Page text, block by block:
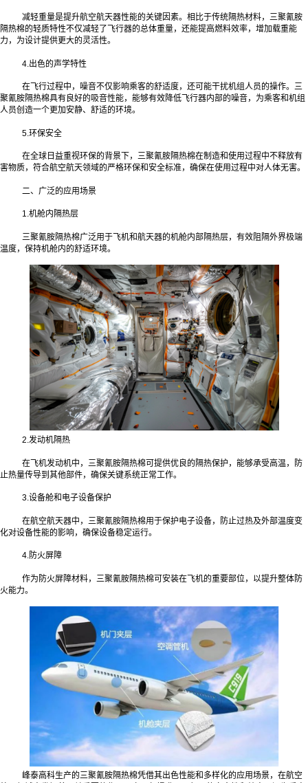
减轻重量是提升航空航天器性能的关键因素。相比于传统隔热材料，三聚氰胺
隔热棉的轻质特性不仅减轻了飞行器的总体重量，还能提高燃料效率，增加载重能
力，为设计提供更大的灵活性。
4.出色的声学特性
在飞行过程中，噪音不仅影响乘客的舒适度，还可能干扰机组人员的操作。三
聚氰胺隔热棉具有良好的吸音性能，能够有效降低飞行器内部的噪音，为乘客和机组
人员创造一个更加安静、舒适的环境。
5.环保安全
在全球日益重视环保的背景下，三聚氰胺隔热棉在制造和使用过程中不释放有
害物质，符合航空航天领域的严格环保和安全标准，确保在使用过程中对人体无害。
二、广泛的应用场景
1.机舱内隔热层
三聚氰胺隔热棉广泛用于飞机和航天器的机舱内部隔热层，有效阻隔外界极端
温度，保持机舱内的舒适环境。
2.发动机隔热
在飞机发动机中，三聚氰胺隔热棉可提供优良的隔热保护，能够承受高温，防
止热量传导到其他部件，确保关键系统正常工作。
3.设备舱和电子设备保护
在航空航天器中，三聚氰胺隔热棉用于保护电子设备，防止过热及外部温度变
化对设备性能的影响，确保设备稳定运行。
4.防火屏障
作为防火屏障材料，三聚氰胺隔热棉可安装在飞机的重要部位，以提升整体防
火能力。
峰泰高科生产的三聚氰胺隔热棉凭借其出色性能和多样化的应用场景，在航空